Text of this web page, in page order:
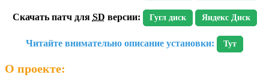
Скачать патч для SD версии: Гугл диск Яндекс Диск
Читайте внимательно описание установки: Тут
О проекте: